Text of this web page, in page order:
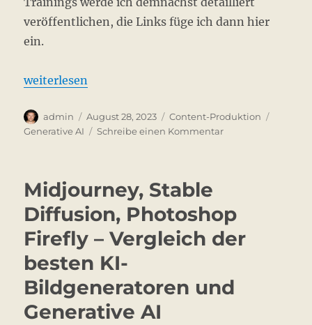
veröffentlichen, die Links füge ich dann hier
ein.
„Stable Diffusion trainieren“
weiterlesen
Autor
admin
Veröffentlicht
am
August 28, 2023 Kategorien
Content-Produktion
Generative AI
Schreibe einen Kommentarzu
Midjourney, Stable
Diffusion, Photoshop
Firefly – Vergleich der
besten KI-
Bildgeneratoren und
Generative AI